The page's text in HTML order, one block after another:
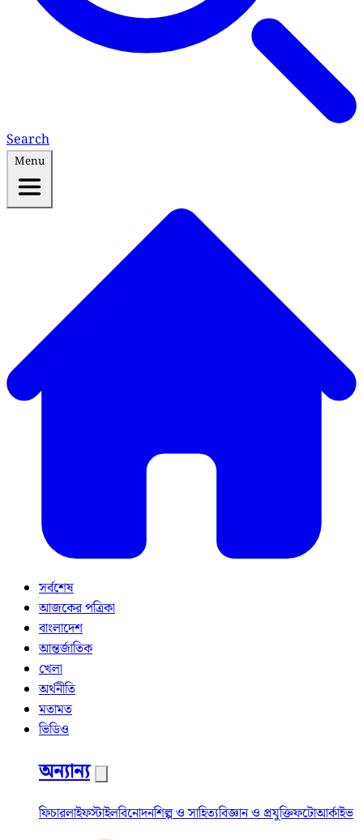
Search
Menu
সর্বশেষ
আজকের পত্রিকা
বাংলাদেশ
আন্তর্জাতিক
খেলা
অর্থনীতি
মতামত
ভিডিও
অন্যান্য
ফিচারলাইফস্টাইলবিনোদনশিল্প ও সাহিত্যবিজ্ঞান ও প্রযুক্তিফটোআর্কাইভ